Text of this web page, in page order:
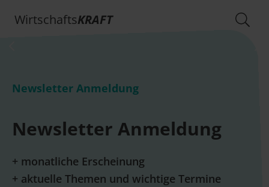
WirtschaftsKRAFT
Newsletter Anmeldung
Newsletter Anmeldung
+ monatliche Erscheinung
+ aktuelle Themen und wichtige Termine